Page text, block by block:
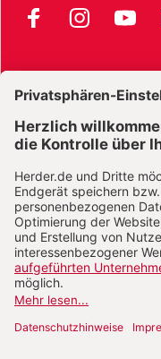
FacebookInstagram
Datenschutz Social